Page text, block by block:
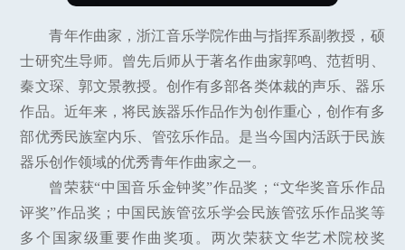
青年作曲家，浙江音乐学院作曲与指挥系副教授，硕
士研究生导师。曾先后师从于著名作曲家郭鸣、范哲明、
秦文琛、郭文景教授。创作有多部各类体裁的声乐、器乐
作品。近年来，将民族器乐作品作为创作重心，创作有多
部优秀民族室内乐、管弦乐作品。是当今国内活跃于民族
器乐创作领域的优秀青年作曲家之一。
曾荣获“中国音乐金钟奖”作品奖；“文华奖音乐作品
评奖”作品奖；中国民族管弦乐学会民族管弦乐作品奖等
多个国家级重要作曲奖项。两次荣获文华艺术院校奖